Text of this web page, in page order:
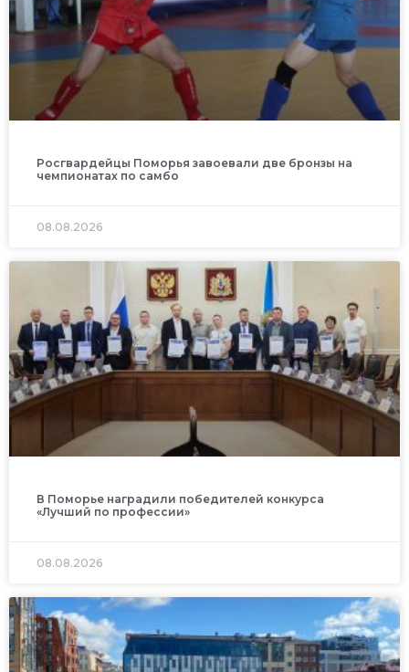
Росгвардейцы Поморья завоевали две бронзы на
чемпионатах по самбо
08.08.2026
В Поморье наградили победителей конкурса
«Лучший по профессии»
08.08.2026